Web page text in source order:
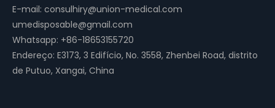
E-mail: consulhiry@union-medical.com
umedisposable@gmail.com
Whatsapp: +86-18653155720
Endereço: E3173, 3 Edifício, No. 3558, Zhenbei Road, distrito
de Putuo, Xangai, China